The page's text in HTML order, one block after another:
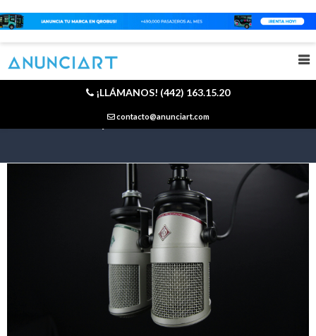
Anuncios publicitarios en radio
¡LLÁMANOS! (442) 163.15.20
contacto@anunciart.com